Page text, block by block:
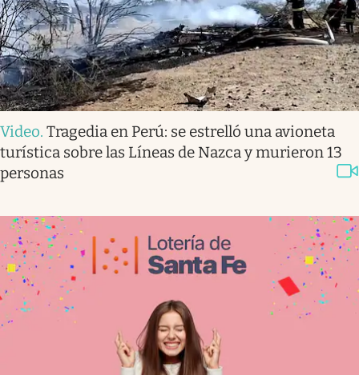
Video. Tragedia en Perú: se estrelló una avioneta
turística sobre las Líneas de Nazca y murieron 13
personas